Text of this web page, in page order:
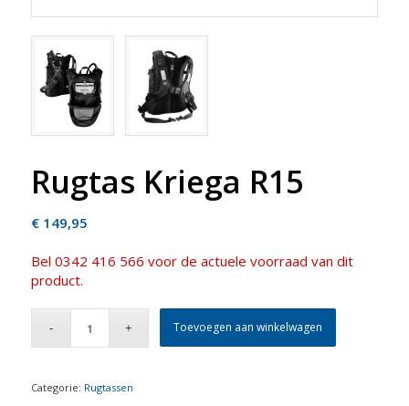
Rugtas Kriega R15
€149,95
Bel 0342 416 566 voor de actuele voorraad van dit
product.
Toevoegen aan winkelwagen
Categorie: Rugtassen